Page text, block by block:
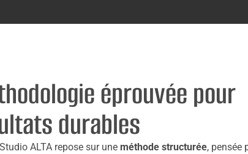
éprouvée pour
durables
ALTA repose sur une méthode structurée, pensée